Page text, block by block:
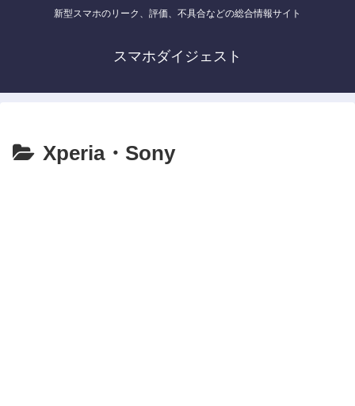
新型スマホのリーク、評価、不具合などの総合情報サイト
スマホダイジェスト
Xperia・Sony